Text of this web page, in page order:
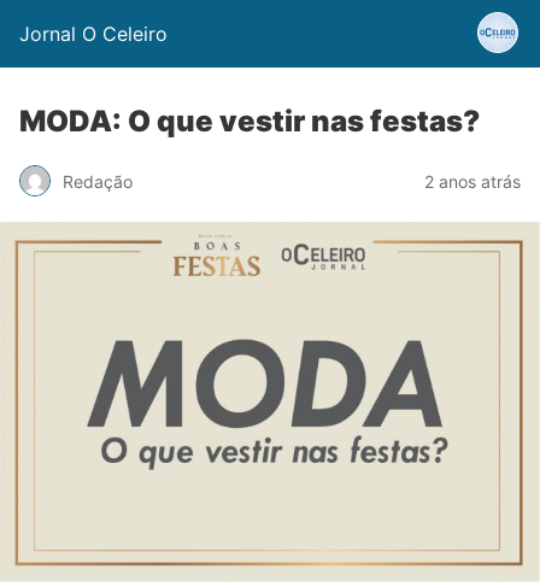
Jornal O Celeiro
MODA: O que vestir nas festas?
Redação 2 anos atrás